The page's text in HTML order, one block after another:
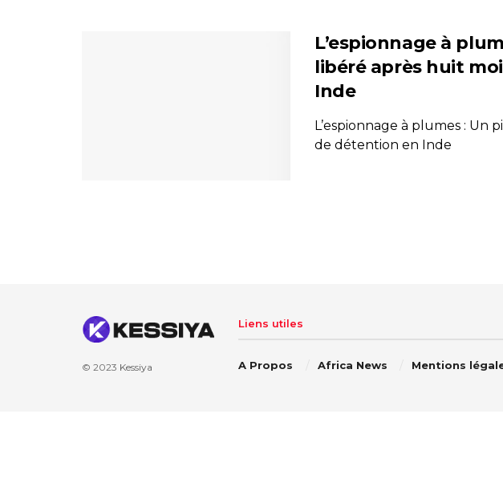
L’espionnage à
libéré après huit
Inde
L’espionnage à plumes : Un
de détention en Inde
© 2023 Kessiya
Liens utiles
A Propos Africa News Mentions